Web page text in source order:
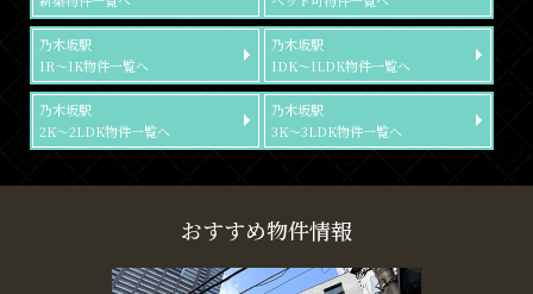
乃木坂駅
1R～1K物件一覧へ
乃木坂駅
1DK～1LDK物件一覧へ
乃木坂駅
2K～2LDK物件一覧へ
乃木坂駅
3K～3LDK物件一覧へ
おすすめ物件情報